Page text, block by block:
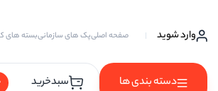
وارد شوید صفحه اصلیپک های سازمانیبسته های
دسته بندی ها سبدخرید